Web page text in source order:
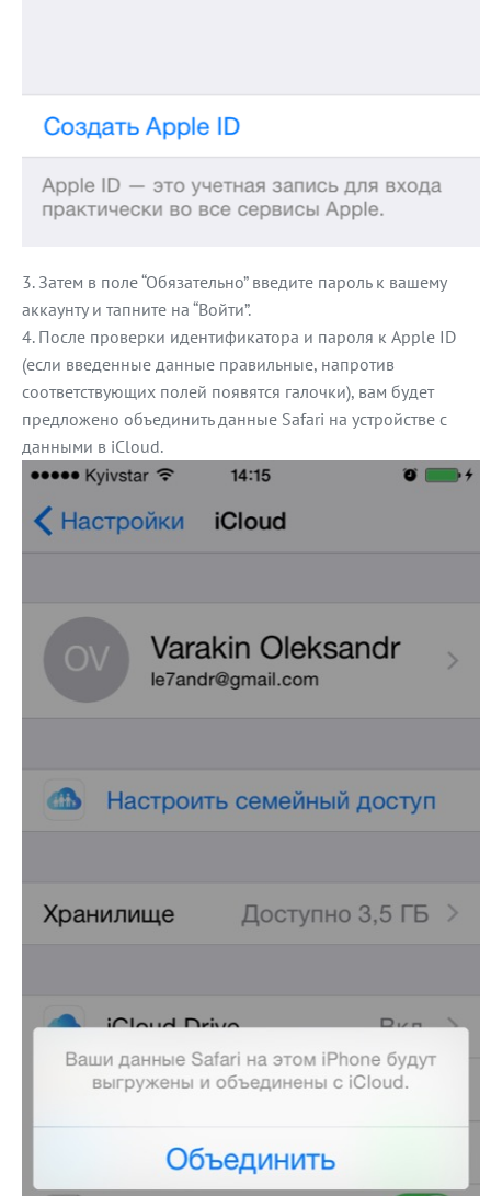
Затем в поле “Обязательно” введите пароль к вашему
аккаунту и тапните на “Войти”.
После проверки идентификатора и пароля к Apple ID
(если введенные данные правильные, напротив
соответствующих полей появятся галочки), вам будет
предложено объединить данные Safari на устройстве с
данными в iCloud.